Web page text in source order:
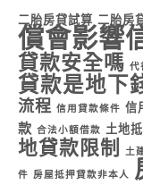
二胎房貸試算 二胎房
償會影響
貸款安全嗎 代
貸款是地下
流程 信用貸款條件 信
款 合法小額借款 土地
地貸款限制
土
件 房屋抵押貸款非本人